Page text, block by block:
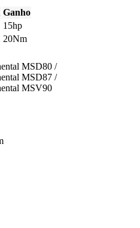
Ganho
15hp
20Nm
MSD80 /
MSD87 /
MSV90